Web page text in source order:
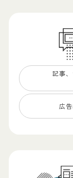
記事、
広